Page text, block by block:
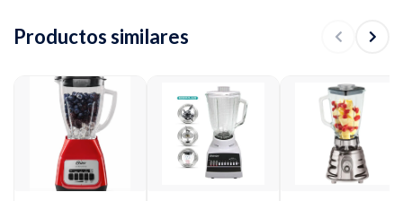
Productos similares